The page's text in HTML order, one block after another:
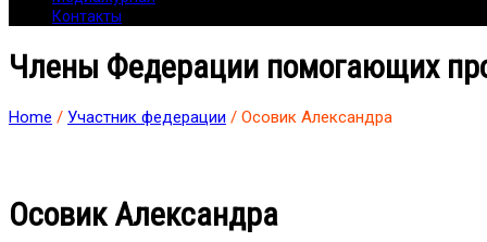
Контакты
Члены Федерации помогающих
Home / Участник федерации / Осовик Александра
Осовик Александра